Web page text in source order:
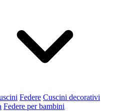
Federe Cuscini decorativi
Federe per bambini